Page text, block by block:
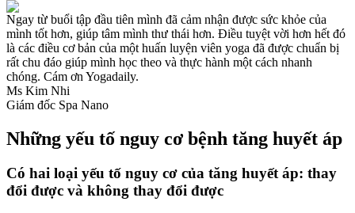
Ngay từ buổi tập đầu tiên mình đã cảm nhận được sức khỏe của
mình tốt hơn, giúp tâm mình thư thái hơn. Điều tuyệt vời hơn hết đó
là các điều cơ bản của một huấn luyện viên yoga đã được chuẩn bị
rất chu đáo giúp mình học theo và thực hành một cách nhanh
chóng. Cám ơn Yogadaily.
Ms Kim Nhi
Giám đốc Spa Nano
Những yếu tố nguy cơ bệnh tăng huyết áp
Có hai loại yếu tố nguy cơ của tăng huyết áp: thay
đổi được và không thay đổi được